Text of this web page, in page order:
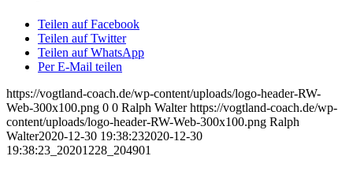
Teilen auf Facebook
Teilen auf Twitter
Teilen auf WhatsApp
Per E-Mail teilen
https://vogtland-coach.de/wp-content/uploads/logo-header-RW-
Web-300x100.png 0 0 Ralph Walter https://vogtland-coach.de/wp-
content/uploads/logo-header-RW-Web-300x100.png Ralph
Walter2020-12-30 19:38:232020-12-30
19:38:23 _20201228_204901